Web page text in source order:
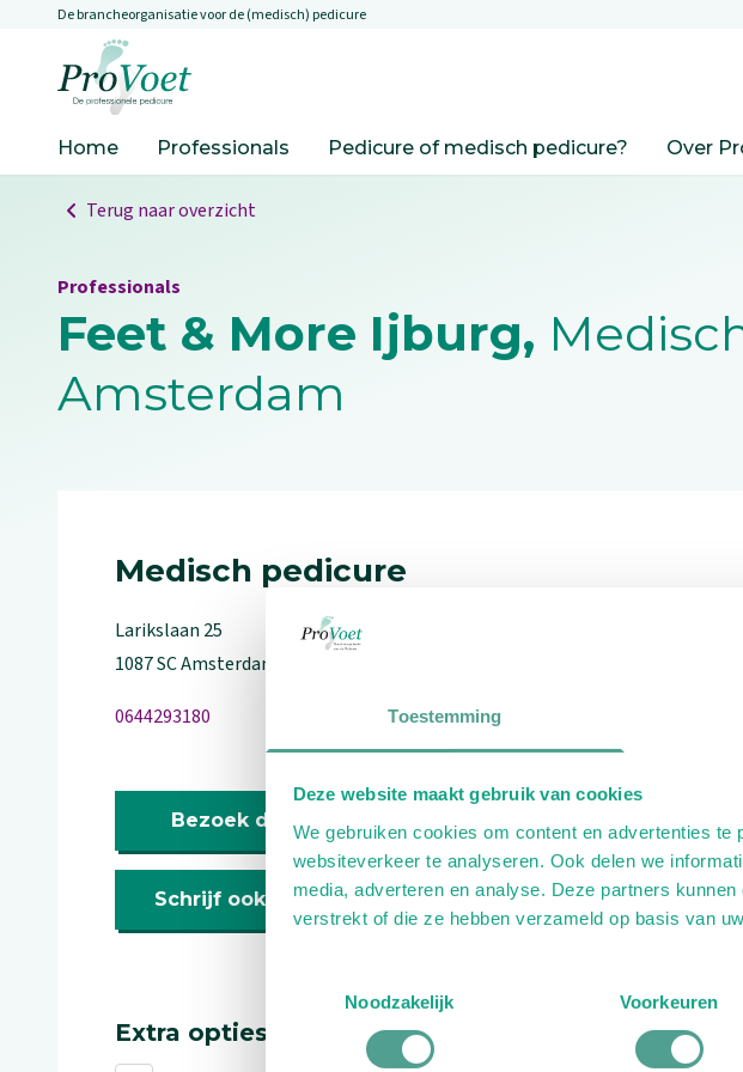
Toestemming
Deze website maakt gebruik van cookies
We gebruiken cookies om content en advertenties
websiteverkeer te analyseren. Ook delen we
media, adverteren en analyse. Deze partners
verstrekt of die ze hebben verzameld op basis van
Noodzakelijk
Voorkeuren
Overslaan en naar de inhoud gaan
De brancheorganisatie voor de (medisch) pedicure
Home Professionals Pedicure of medisch pedicure? Over
Terug naar overzicht
Professionals
Feet & More Ijburg,
Amsterdam
Medisch pedicure
Larikslaan 25
1087 SCAmsterdam
0644293180
Bezoek de website
Schrijf ook een review
Extra opties